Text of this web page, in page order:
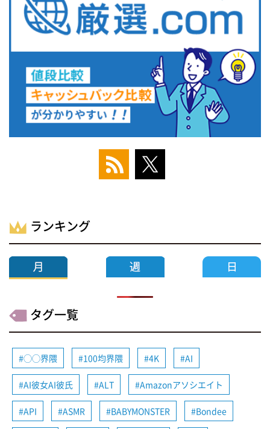
ランキング
タグ一覧
◯◯界隈 100均界隈 4K AI
AI彼女AI彼氏 ALT Amazonアソシエイト
API ASMR BABYMONSTER Bondee